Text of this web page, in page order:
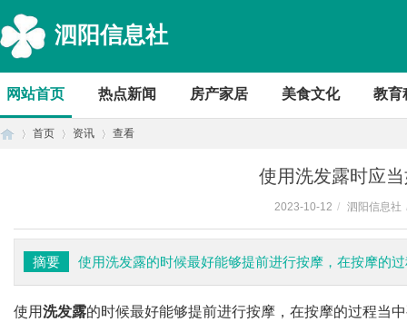
泗阳信息社
网站首页 热点新闻 房产家居 美食文化 教育
首页 资讯 查看
使用洗发露时应
2023-10-12 / 泗阳信息社
摘要 使用洗发露的时候最好能够提前进行按摩，在按摩的
使用洗发露的时候最好能够提前进行按摩，在按摩的过程当